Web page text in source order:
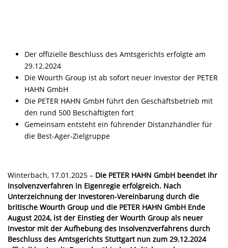
Der offizielle Beschluss des Amtsgerichts erfolgte am
29.12.2024
Die Wourth Group ist ab sofort neuer Investor der PETER
HAHN GmbH
Die PETER HAHN GmbH führt den Geschäftsbetrieb mit
den rund 500 Beschäftigten fort
Gemeinsam entsteht ein führender Distanzhändler für
die Best-Ager-Zielgruppe
Winterbach, 17.01.2025 – Die PETER HAHN GmbH beendet ihr
Insolvenzverfahren in Eigenregie erfolgreich. Nach
Unterzeichnung der Investoren-Vereinbarung durch die
britische Wourth Group und die PETER HAHN GmbH Ende
August 2024, ist der Einstieg der Wourth Group als neuer
Investor mit der Aufhebung des Insolvenzverfahrens durch
Beschluss des Amtsgerichts Stuttgart nun zum 29.12.2024